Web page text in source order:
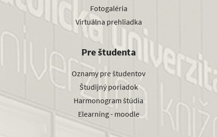
Fotogaléria
Virtuálna prehliadka
Pre študenta
Oznamy pre študentov
Študijný poriadok
Harmonogram štúdia
Elearning - moodle